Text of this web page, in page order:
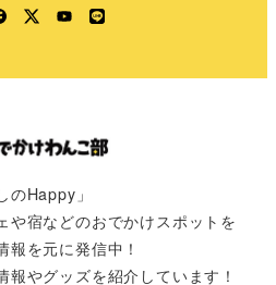
Facebook
TwitterYouTube
LINE
のHappy」
や宿などのおでかけスポットを
を元に発信中！
やグッズを紹介しています！